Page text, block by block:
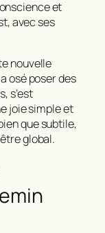
et
avec ses
nouvelle
osé poser des
s’est
joie simple et
que subtile,
global.